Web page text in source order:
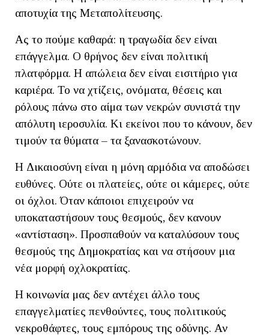
αποτυχία της Μεταπολίτευσης.
Ας το πούμε καθαρά: η τραγωδία δεν είναι
επάγγελμα. Ο θρήνος δεν είναι πολιτική
πλατφόρμα. Η απώλεια δεν είναι εισιτήριο για
καριέρα. Το να χτίζεις, ονόματα, θέσεις και
ρόλους πάνω στο αίμα των νεκρών συνιστά την
απόλυτη ιεροσυλία. Κι εκείνοι που το κάνουν, δεν
τιμούν τα θύματα – τα ξανασκοτώνουν.
Η Δικαιοσύνη είναι η μόνη αρμόδια να αποδώσει
ευθύνες. Ούτε οι πλατείες, ούτε οι κάμερες, ούτε
οι όχλοι. Όταν κάποιοι επιχειρούν να
υποκαταστήσουν τους θεσμούς, δεν κανουν
«αντίσταση». Προσπαθούν να καταλύσουν τους
θεσμούς της Δημοκρατίας και να στήσουν μια
νέα μορφή οχλοκρατίας.
Η κοινωνία μας δεν αντέχει άλλο τους
επαγγελματίες πενθούντες, τους πολιτικούς
νεκροθάφτες, τους εμπόρους της οδύνης. Αν